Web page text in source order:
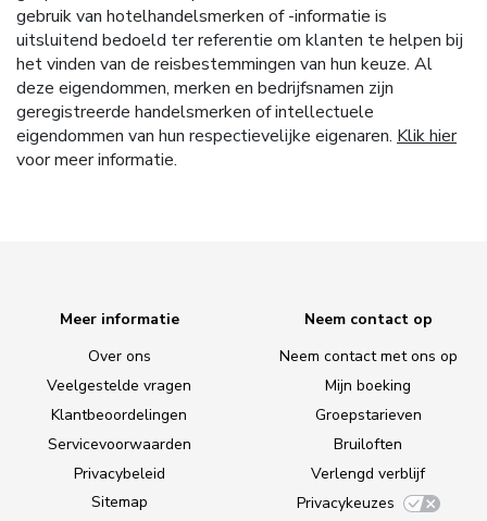
gebruik van hotelhandelsmerken of -informatie is
uitsluitend bedoeld ter referentie om klanten te helpen bij
het vinden van de reisbestemmingen van hun keuze. Al
deze eigendommen, merken en bedrijfsnamen zijn
geregistreerde handelsmerken of intellectuele
eigendommen van hun respectievelijke eigenaren. Klik hier
voor meer informatie.
Meer informatie
Over ons
Veelgestelde vragen
Klantbeoordelingen
Servicevoorwaarden
Privacybeleid
Sitemap
Neem contact op
Neem contact met ons op
Mijn boeking
Groepstarieven
Bruiloften
Verlengd verblijf
Privacykeuzes